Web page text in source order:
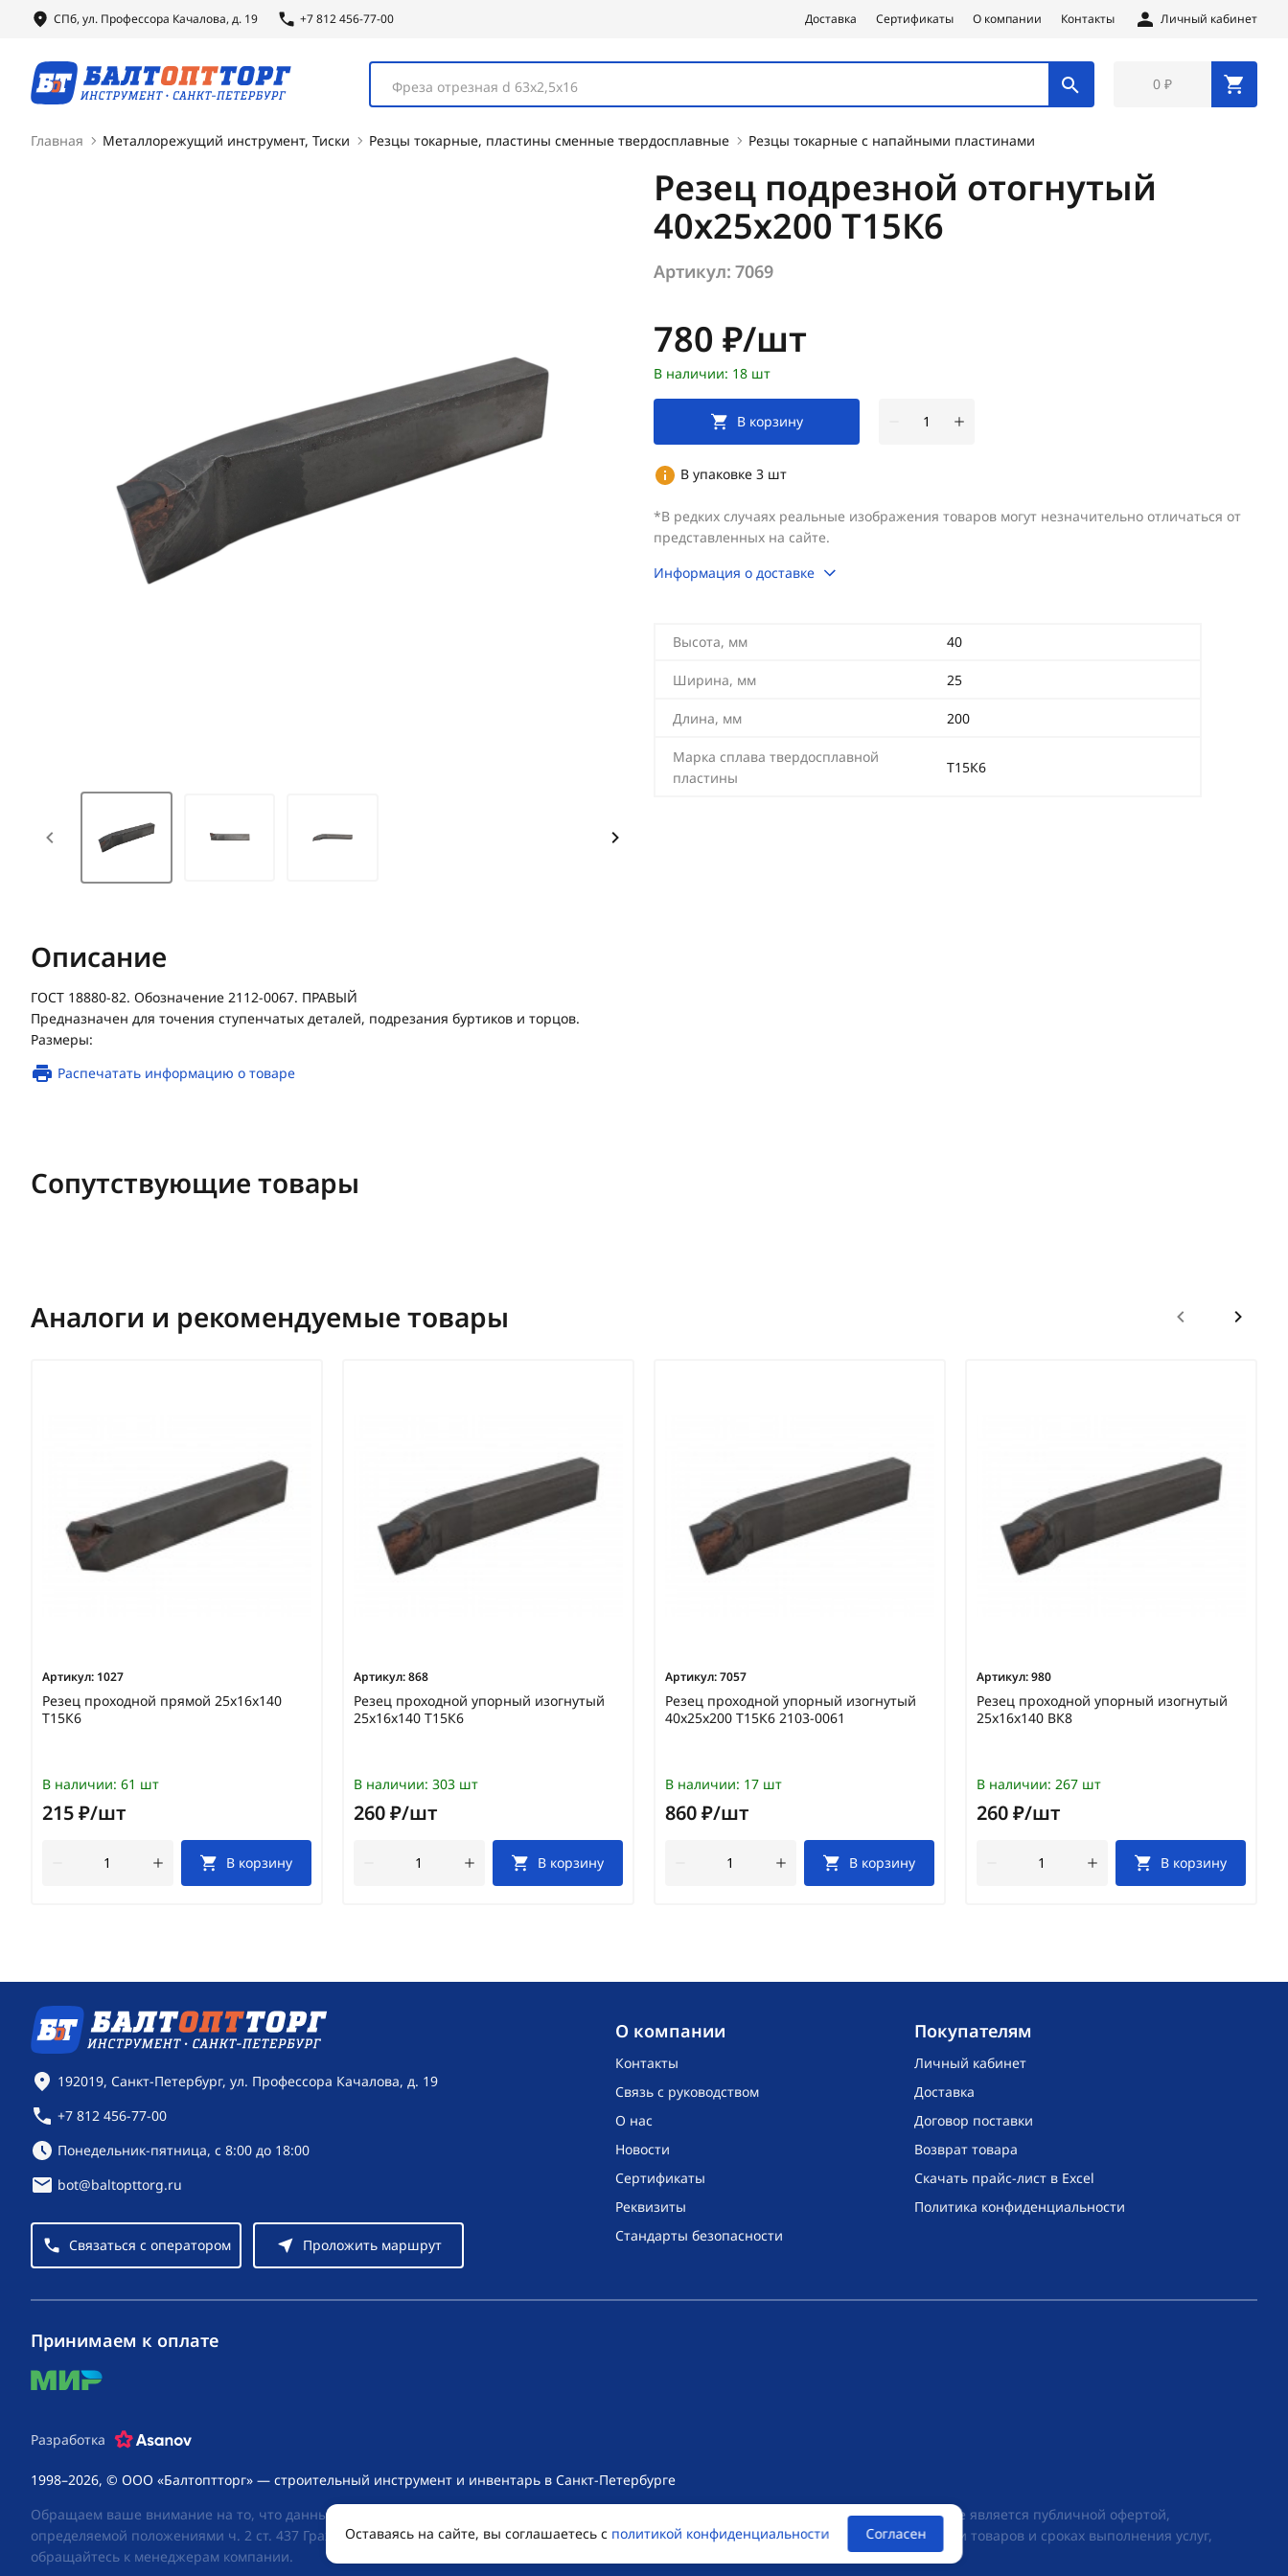
СПб, ул. Профессора Качалова, д. 19 +7 812 456-77-00 Доставка Сертификаты О компании Контакты Личный кабинет
Фреза отрезная d 63х2,5х16 0 ₽
Главная Металлорежущий инструмент, Тиски Резцы токарные, пластины сменные твердосплавные Резцы токарные с напайными пластинами
Резец подрезной отогнутый
40х25х200 Т15К6
Артикул: 7069
Цена:
780 ₽/шт
В наличии: 18 шт
В корзину
В упаковке 3 шт
*В редких случаях реальные изображения товаров могут незначительно отличаться от
представленных на сайте.
Информация о доставке
Высота, мм 40
Ширина, мм 25
Длина, мм 200
Марка сплава твердосплавной
пластины
Т15К6
Описание
ГОСТ 18880-82. Обозначение 2112-0067. ПРАВЫЙ
Предназначен для точения ступенчатых деталей, подрезания буртиков и торцов.
Размеры:
Распечатать информацию о товаре
Сопутствующие товары
Аналоги и рекомендуемые товары
Артикул: 1027
Резец проходной прямой 25х16х140
Т15К6
В наличии: 61 шт
215 ₽/шт
В корзину
Артикул:868
Резец проходной упорный изогнутый
25х16х140 Т15К6
В наличии: 303 шт
260 ₽/шт
В корзину
Артикул:7057
Резец проходной упорный изогнутый
40х25х200 Т15К6 2103-0061
В наличии: 17 шт
860 ₽/шт
В корзину
Артикул:980
Резец проходной упорный изогнутый
25х16х140 ВК8
В наличии: 267 шт
260 ₽/шт
В корзину
O компании
Контакты
Связь с руководством
О нас
Новости
Сертификаты
Реквизиты
Стандарты безопасности
Покупателям
Личный кабинет
Доставка
Договор поставки
Возврат товара
Скачать прайс-лист в Excel
Политика конфиденциальности
Контактная информация
192019, Санкт-Петербург, ул. Профессора Качалова, д. 19
+7 812 456-77-00
Режим работы:
Понедельник-пятница, с 8:00 до 18:00
bot@baltopttorg.ru
Связаться с оператором Проложить маршрут
1998–2026, © ООО «Балтоптторг» — строительный инструмент и инвентарь в Санкт-Петербурге
Обращаем ваше внимание на то, что данный интернет-сайт носит исключительно информационный характер и ни при каких условиях не является публичной офертой,
определяемой положениями ч. 2 ст. 437 Гражданского кодекса Российской Федерации. Для получения подробной информации о стоимости товаров и сроках выполнения услуг,
обращайтесь к менеджерам компании.
Принимаем к оплате
mir
Разработка
Оставаясь на сайте, вы соглашаетесь с политикой конфиденциальности Согласен